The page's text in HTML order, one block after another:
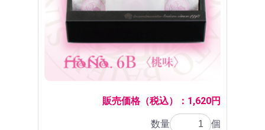
販売価格（税込）：1,620円
数量 個